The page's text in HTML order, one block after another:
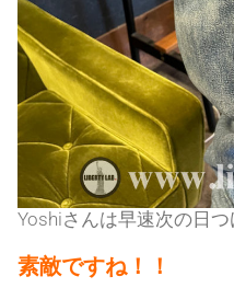
Yoshiさんは早速次の日
素敵ですね！！